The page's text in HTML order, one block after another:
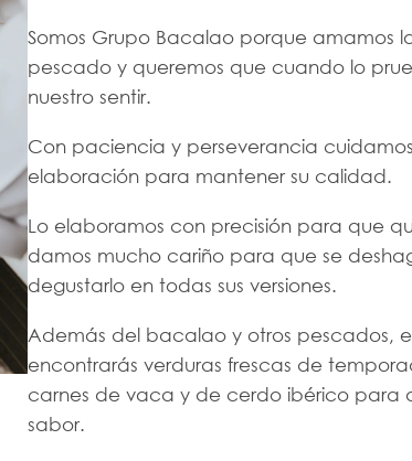
Somos Grupo Bacalao porque amamos
pescado y queremos que cuando lo
nuestro sentir.
Con paciencia y perseverancia
elaboración para mantener su calidad.
Lo elaboramos con precisión para que
damos mucho cariño para que se
degustarlo en todas sus versiones.
Además del bacalao y otros pescados,
encontrarás verduras frescas de
carnes de vaca y de cerdo ibérico para
sabor.